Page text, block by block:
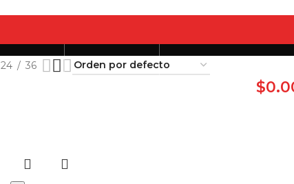
$
24 36